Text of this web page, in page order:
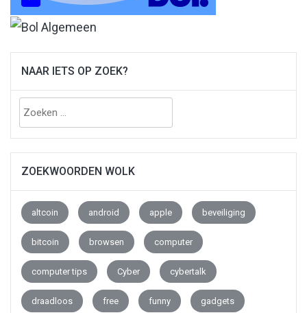
NAAR IETS OP ZOEK?
Zoeken
naar:
ZOEKWOORDEN WOLK
altcoin android apple beveiliging
bitcoin browsen computer
computer tips Cyber cybertalk
draadloos free funny gadgets